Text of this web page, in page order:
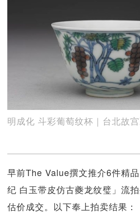
明成化 斗彩葡萄纹杯｜台北故
早前The Value撰文推介6件精
纪 白玉带皮仿古夔龙纹璧」流
估价成交。以下奉上拍卖结果：